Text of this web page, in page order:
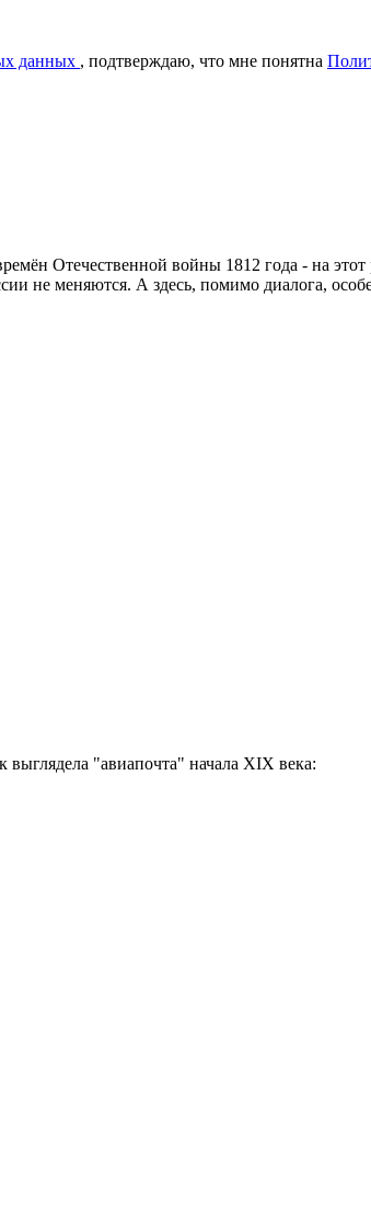
данных , подтверждаю, что мне понятна
Отечественной войны 1812 года - на
не меняются. А здесь, помимо диалога,
выглядела "авиапочта" начала XIX века: